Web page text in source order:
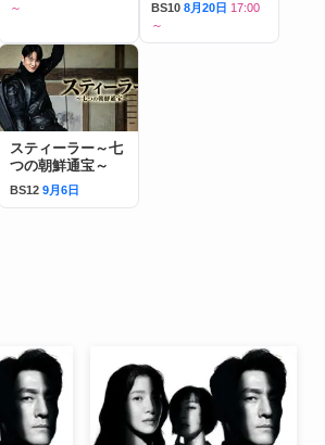
～ BS10 8月20日 17:00
～
スティーラー～七
つの朝鮮通宝～
BS12 9月6日